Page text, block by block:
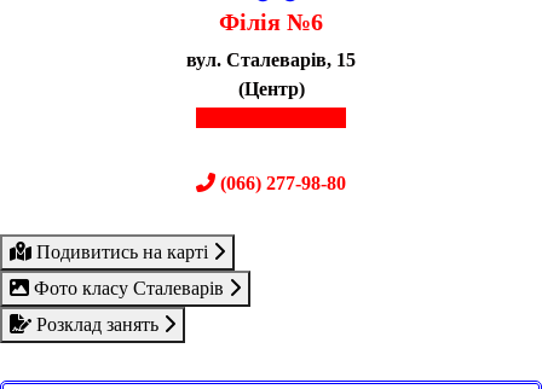
Філія №6
вул. Сталеварів, 15
(Центр)
(066) 277-98-80
Подивитись на карті
Фото класу Сталеварів
Розклад занять